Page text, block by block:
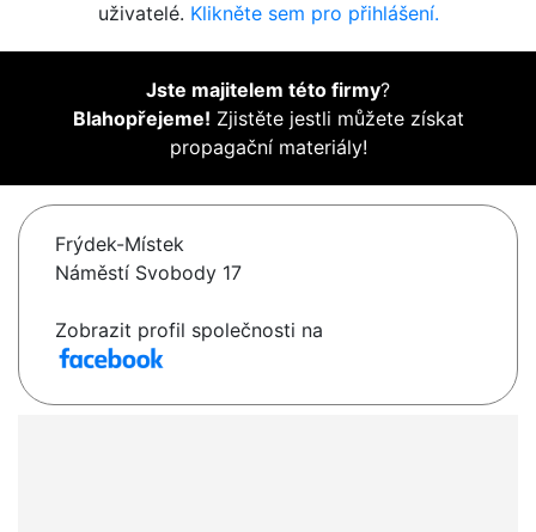
uživatelé. Klikněte sem pro přihlášení.
Jste majitelem této firmy?
Blahopřejeme! Zjistěte jestli můžete získat
propagační materiály!
Frýdek-Místek
Náměstí Svobody 17
Zobrazit profil společnosti na